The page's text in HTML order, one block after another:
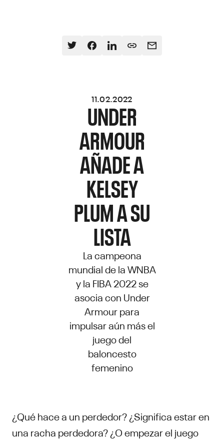
11.02.2022
UNDER
ARMOUR
AÑADE A
KELSEY
PLUM A SU
LISTA
La campeona
mundial de la WNBA
y la FIBA 2022 se
asocia con Under
Armour para
impulsar aún más el
juego del
baloncesto
femenino
¿Qué hace a un perdedor? ¿Significa estar en
una racha perdedora? ¿O empezar el juego